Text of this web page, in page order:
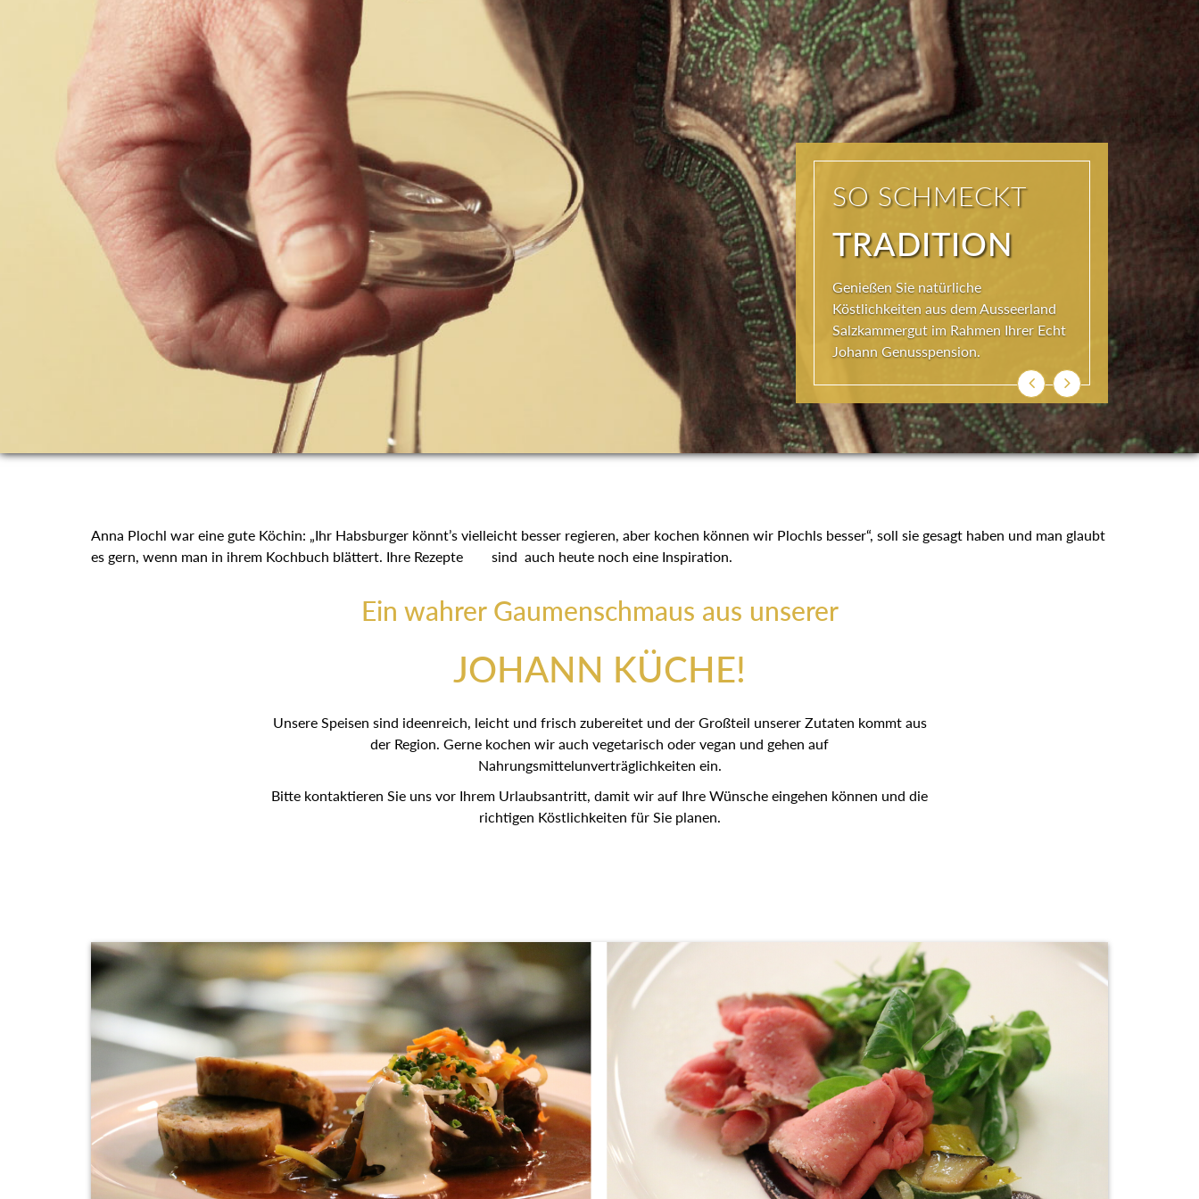
KOSTEN SIE DAS
AUSSEERLAND
Die JOHANN Küche im Hotel
Hochgenuss: Gourmet-Menüs, einen
Mittagstisch und Gaumenfreude à-la-
carte: stets herzhaft zubereitet mit
Köstlichkeiten aus dem Ausseerland.
ZurückWeiter
Anna Plochl war eine gute Köchin: „Ihr Habsburger könnt’s vielleicht besser regieren, aber kochen können wir Plochls besser“, soll sie gesagt haben und man glaubt
es gern, wenn man in ihrem Kochbuch blättert. Ihre Rezepte sind auch heute noch eine Inspiration.
Ein wahrer Gaumenschmaus aus unserer
JOHANN KÜCHE!
Unsere Speisen sind ideenreich, leicht und frisch zubereitet und der Großteil unserer Zutaten kommt aus
der Region. Gerne kochen wir auch vegetarisch oder vegan und gehen auf
Nahrungsmittelunverträglichkeiten ein.
Bitte kontaktieren Sie uns vor Ihrem Urlaubsantritt, damit wir auf Ihre Wünsche eingehen können und die
richtigen Köstlichkeiten für Sie planen.